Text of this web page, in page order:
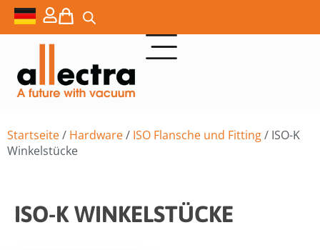
Startseite/ Hardware/ ISO Flansche und Fitting/ ISO-K
Winkelstücke
ISO-K WINKELSTÜCKE